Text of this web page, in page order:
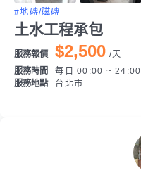
#地磚/磁磚
土水工程承包
服務報價 $2,500 /天
服務時間
每日 00:00 ~ 24:00
服務地點
台北市